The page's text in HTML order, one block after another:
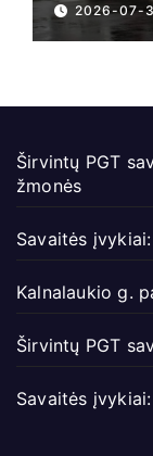
2026-07-
Širvintų PGT
žmonės
Savaitės
Kalnalaukio g.
Širvintų PGT
Savaitės